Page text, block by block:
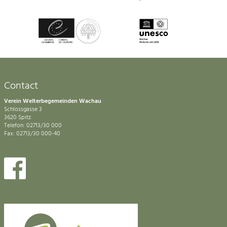
Contact
Verein Welterbegemeinden Wachau
Schlossgasse 3
3620 Spitz
Telefon: 02713/30 000
Fax: 02713/30 000-40